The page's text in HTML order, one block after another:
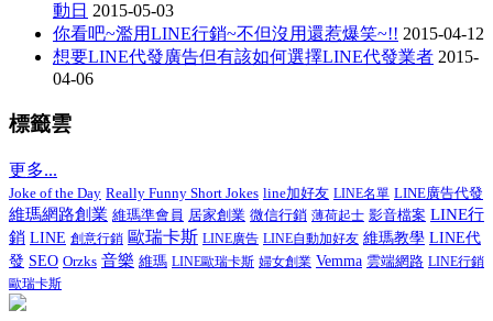
動日 2015-05-03
你看吧~濫用LINE行銷~不但沒用還惹爆笑~!! 2015-04-12
想要LINE代發廣告但有該如何選擇LINE代發業者 2015-
04-06
標籤雲
更多...
Joke of the Day Really Funny Short Jokes line加好友 LINE名單 LINE廣告代發
維瑪網路創業 維瑪準會員 居家創業 微信行銷 薄荷起士 影音檔案 LINE行
銷 LINE 創意行銷 歐瑞卡斯 LINE廣告 LINE自動加好友 維瑪教學 LINE代
發 SEO Orzks 音樂 維瑪 LINE歐瑞卡斯 婦女創業 Vemma 雲端網路 LINE行銷
歐瑞卡斯